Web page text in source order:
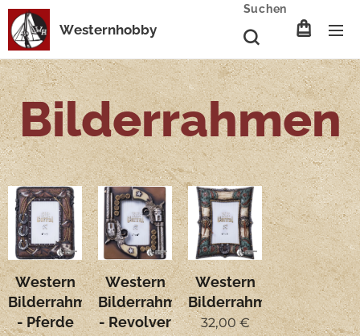
Westernhobby
Suchen
Bilderrahmen
Western
Bilderrahmen
- Pferde
Western
Bilderrahmen
- Revolver
Western
Bilderrahmen
32,00€